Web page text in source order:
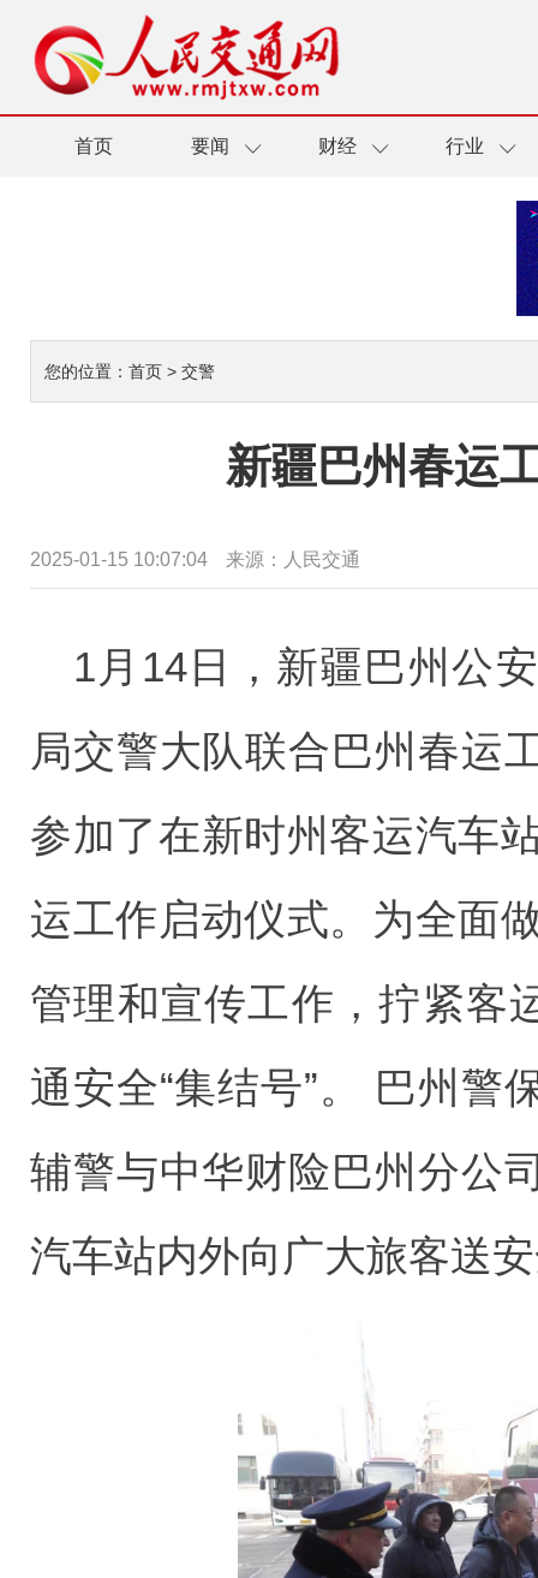
首页 要闻 财经 行业
您的位置： 首页 > 交警
新疆巴州春运
2025-01-15 10:07:04 来源： 人民交通
1月14日，新疆巴州公
局交警大队联合巴州春运
参加了在新时州客运汽车
运工作启动仪式。为全面
管理和宣传工作，拧紧客
通安全“集结号”。 巴州警
辅警与中华财险巴州分公
汽车站内外向广大旅客送